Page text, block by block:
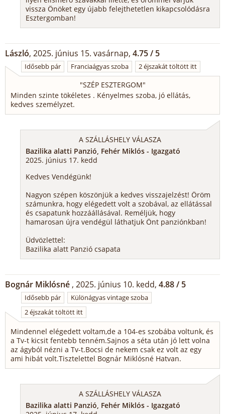
vissza Önöket egy újabb felejthetetlen kikapcsolódásra
Esztergomban!
László, 2025. június 15. vasárnap, 4.75 / 5
Idősebb pár Franciaágyas szoba 2 éjszakát töltött itt
"SZÉP ESZTERGOM"
Minden szinte tökéletes . Kényelmes szoba, jó ellátás,
kedves személyzet.
A SZÁLLÁSHELY VÁLASZA
Bazilika alatti Panzió, Fehér Miklós - Igazgató
2025. június 17. kedd
Kedves Vendégünk!
Nagyon szépen köszönjük a kedves visszajelzést! Öröm
számunkra, hogy elégedett volt a szobával, az ellátással
és csapatunk hozzáállásával. Reméljük, hogy
hamarosan újra vendégül láthatjuk Önt panziónkban!
Üdvözlettel:
Bazilika alatt Panzió csapata
Bognár Miklósné , 2025. június 10. kedd, 4.88 / 5
Idősebb pár
Különágyas vintage szoba
2 éjszakát töltött itt
Mindennel elégedett voltam,de a 104-es szobába voltunk, és
a Tv-t kicsit fentebb tenném.Sajnos a séta után jó lett volna
az ágyból nézni a Tv-t.Bocsi de nekem csak ez volt az egy
ami hibát volt.Tisztelettel Bognár Miklósné Hatvan.
A SZÁLLÁSHELY VÁLASZA
Bazilika alatti Panzió, Fehér Miklós - Igazgató